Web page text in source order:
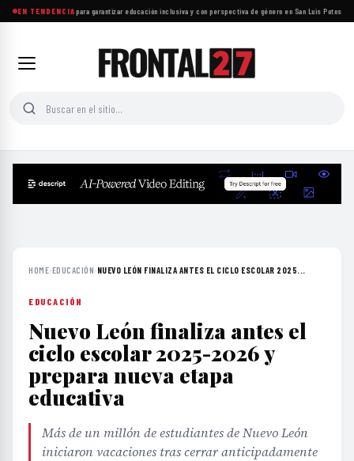
EN TENDENCIA
Proponen reformas para garantizar educación inclusiva y con perspectiva de género en San Luis Potosí·
HOME›EDUCACIÓN› NUEVO LEÓN FINALIZA ANTES EL CICLO ESCOLAR 2025...
EDUCACIÓN
Nuevo León finaliza antes el
ciclo escolar 2025-2026 y
prepara nueva etapa
educativa
Más de un millón de estudiantes de Nuevo León
iniciaron vacaciones tras cerrar anticipadamente